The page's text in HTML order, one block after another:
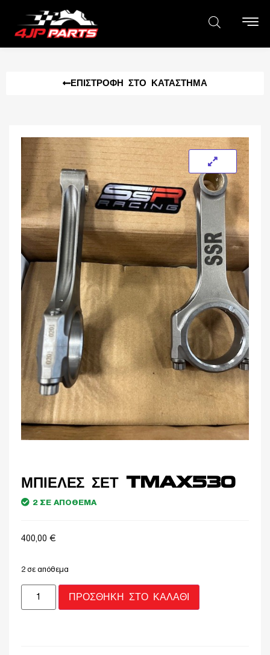
ΕΠΙΣΤΡΟΦΉ ΣΤΟ ΚΑΤΆΣΤΗΜΑ
ΜΠΙΕΛΕΣ ΣΕΤ TMAX530
2 ΣΕ ΑΠΌΘΕΜΑ
400,00 €
2 σε απόθεμα
ΠΡΟΣΘΉΚΗ ΣΤΟ ΚΑΛΆΘΙ